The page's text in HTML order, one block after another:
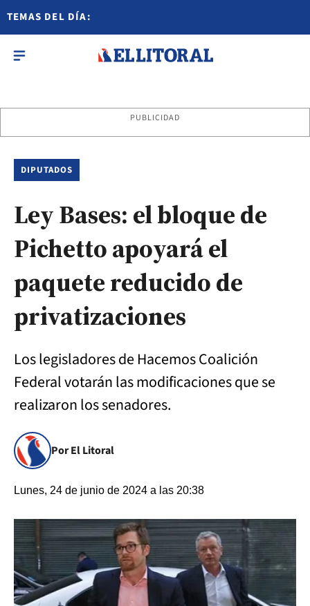
TEMAS DEL DÍA:
PUBLICIDAD
DIPUTADOS
Ley Bases: el bloque de
Pichetto apoyará el
paquete reducido de
privatizaciones
Los legisladores de Hacemos Coalición
Federal votarán las modificaciones que se
realizaron los senadores.
Por El Litoral
Lunes, 24 de junio de 2024 a las 20:38